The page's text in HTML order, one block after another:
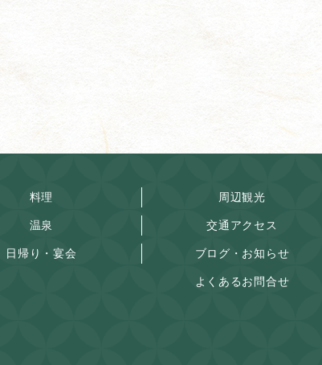
料理
温泉
日帰り・宴会
周辺観光
交通アクセス
ブログ・お知らせ
よくあるお問合せ